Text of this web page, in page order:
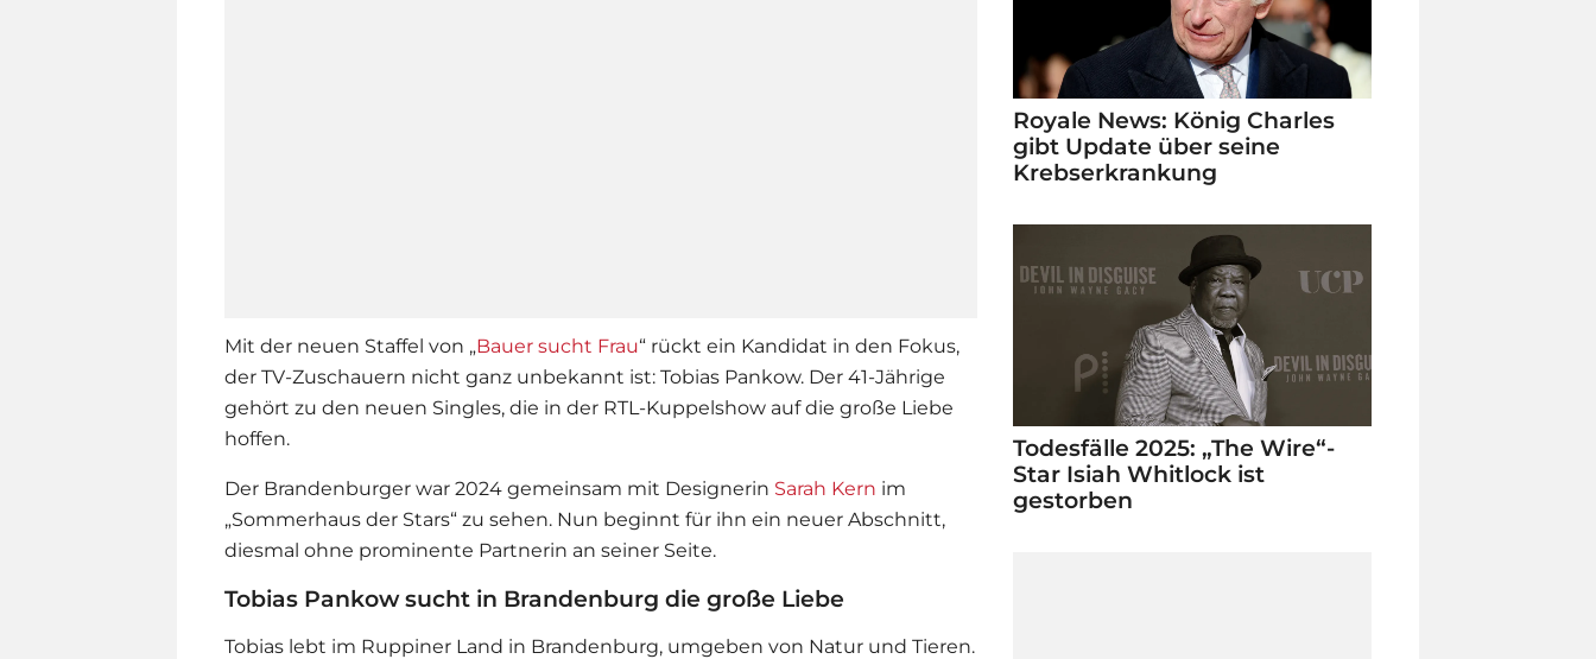
Mit der neuen Staffel von „Bauer sucht Frau“ rückt ein Kandidat in den Fokus,
der TV-Zuschauern nicht ganz unbekannt ist: Tobias Pankow. Der 41-Jährige
gehört zu den neuen Singles, die in der RTL-Kuppelshow auf die große Liebe
hoffen.
Der Brandenburger war 2024 gemeinsam mit Designerin Sarah Kern im
„Sommerhaus der Stars“ zu sehen. Nun beginnt für ihn ein neuer Abschnitt,
diesmal ohne prominente Partnerin an seiner Seite.
Tobias Pankow sucht in Brandenburg die große Liebe
Tobias lebt im Ruppiner Land in Brandenburg, umgeben von Natur und Tieren.
Royale News: König Charles
gibt Update über seine
Krebserkrankung
Todesfälle 2025: „The Wire“-
Star Isiah Whitlock ist
gestorben